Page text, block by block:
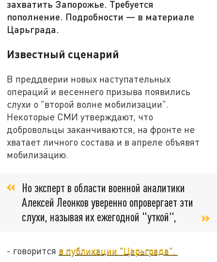
захватить Запорожье. Требуется
пополнение. Подробности — в материале
Царьграда.
Известный сценарий
В преддверии новых наступательных
операций и весеннего призыва появились
слухи о "второй волне мобилизации".
Некоторые СМИ утверждают, что
добровольцы заканчиваются, на фронте не
хватает личного состава и в апреле объявят
мобилизацию.
Но эксперт в области военной аналитики
Алексей Леонков уверенно опровергает эти
слухи, называя их ежегодной "уткой",
- говорится в публикации "Царьграда".